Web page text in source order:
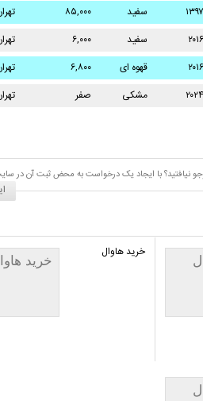
۱۳۹۷ سفید ۸۵,۰۰۰
۲۰۱۶
سفید
صدفی
۶,۰۰۰
۲۰۱۶ قهوه ای ۶,۸۰۰
۲۰۲۴ مشکی صفر
نیافتید؟ با ایجاد یک درخواست به محض ثبت آن در
خرید
خرید هاوال